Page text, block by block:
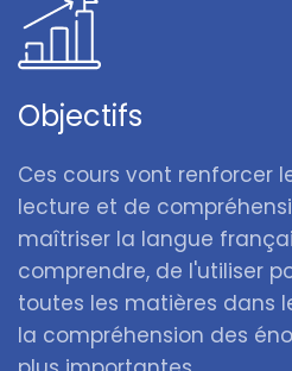
Objectifs
Ces cours vont renforcer
lecture et de
maîtriser la langue
comprendre, de l'utiliser
toutes les matières dans
la compréhension des